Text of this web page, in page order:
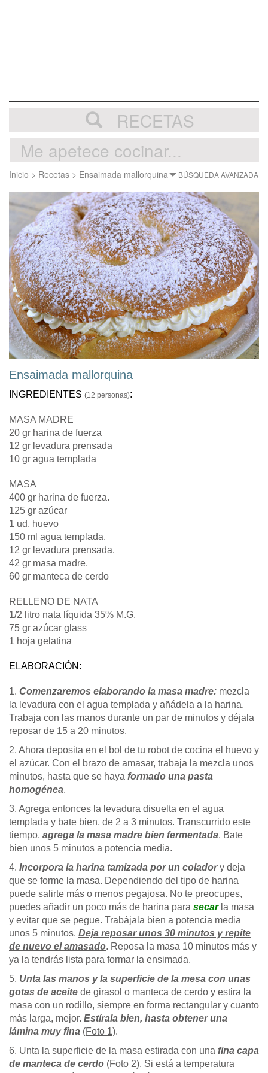
RECETAS
Inicio > Recetas > Ensaimada mallorquina BÚSQUEDA AVANZADA
Ensaimada mallorquina
INGREDIENTES (12 personas):
MASA MADRE
20 gr harina de fuerza
12 gr levadura prensada
10 gr agua templada
MASA
400 gr harina de fuerza.
125 gr azúcar
1 ud. huevo
150 ml agua templada.
12 gr levadura prensada.
42 gr masa madre.
60 gr manteca de cerdo
RELLENO DE NATA
1/2 litro nata líquida 35% M.G.
75 gr azúcar glass
1 hoja gelatina
ELABORACIÓN:
1. Comenzaremos elaborando la masa madre: mezcla
la levadura con el agua templada y añádela a la harina.
Trabaja con las manos durante un par de minutos y déjala
reposar de 15 a 20 minutos.
2. Ahora deposita en el bol de tu robot de cocina el huevo y
el azúcar. Con el brazo de amasar, trabaja la mezcla unos
minutos, hasta que se haya formado una pasta
homogénea.
3. Agrega entonces la levadura disuelta en el agua
templada y bate bien, de 2 a 3 minutos. Transcurrido este
tiempo, agrega la masa madre bien fermentada. Bate
bien unos 5 minutos a potencia media.
4. Incorpora la harina tamizada por un coladory deja
que se forme la masa. Dependiendo del tipo de harina
puede salirte más o menos pegajosa. No te preocupes,
puedes añadir un poco más de harina para secarla masa
y evitar que se pegue. Trabájala bien a potencia media
unos 5 minutos. Deja reposar unos 30 minutos y repite
de nuevo el amasado. Reposa la masa 10 minutos más y
ya la tendrás lista para formar la ensimada.
5. Unta las manos y la superficie de la mesa con unas
gotas de aceite de girasol o manteca de cerdo y estira la
masa con un rodillo, siempre en forma rectangular y cuanto
más larga, mejor. Estírala bien, hasta obtener una
lámina muy fina (Foto 1).
6. Unta la superficie de la masa estirada con una fina capa
de manteca de cerdo (Foto 2). Si está a temperatura